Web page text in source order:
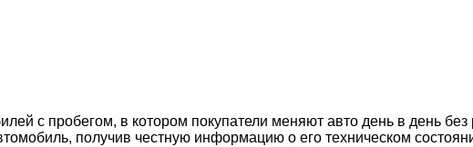
с пробегом, в котором покупатели меняют авто день в день
получив честную информацию о его техническом